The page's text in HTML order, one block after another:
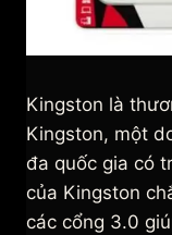
Kingston là
Kingston, một
đa quốc gia có
của Kingston
các cổng 3.0